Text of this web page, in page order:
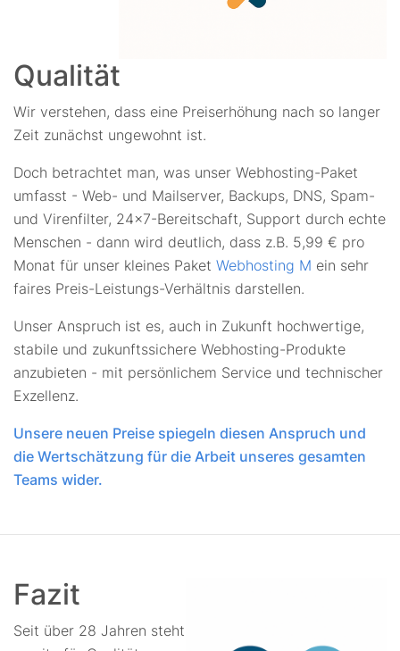
Qualität
Wir verstehen, dass eine Preiserhöhung nach so langer
Zeit zunächst ungewohnt ist.
Doch betrachtet man, was unser Webhosting-Paket
umfasst - Web- und Mailserver, Backups, DNS, Spam-
und Virenfilter, 24x7-Bereitschaft, Support durch echte
Menschen - dann wird deutlich, dass z.B. 5,99 € pro
Monat für unser kleines Paket Webhosting M ein sehr
faires Preis-Leistungs-Verhältnis darstellen.
Unser Anspruch ist es, auch in Zukunft hochwertige,
stabile und zukunftssichere Webhosting-Produkte
anzubieten - mit persönlichem Service und technischer
Exzellenz.
Unsere neuen Preise spiegeln diesen Anspruch und
die Wertschätzung für die Arbeit unseres gesamten
Teams wider.
Fazit
Seit über 28 Jahren steht